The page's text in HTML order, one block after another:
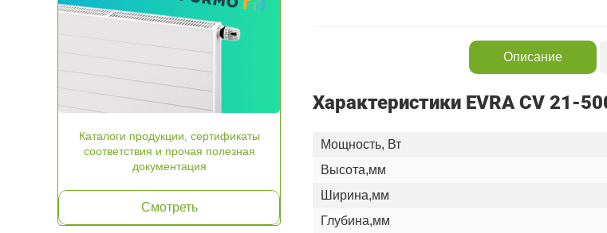
Описание
Характеристики EVRA CV 21-
Мощность, Вт
Высота,мм
Ширина,мм
Глубина,мм
Каталоги продукции, сертификаты
соответствия и прочая полезная
документация
Смотреть